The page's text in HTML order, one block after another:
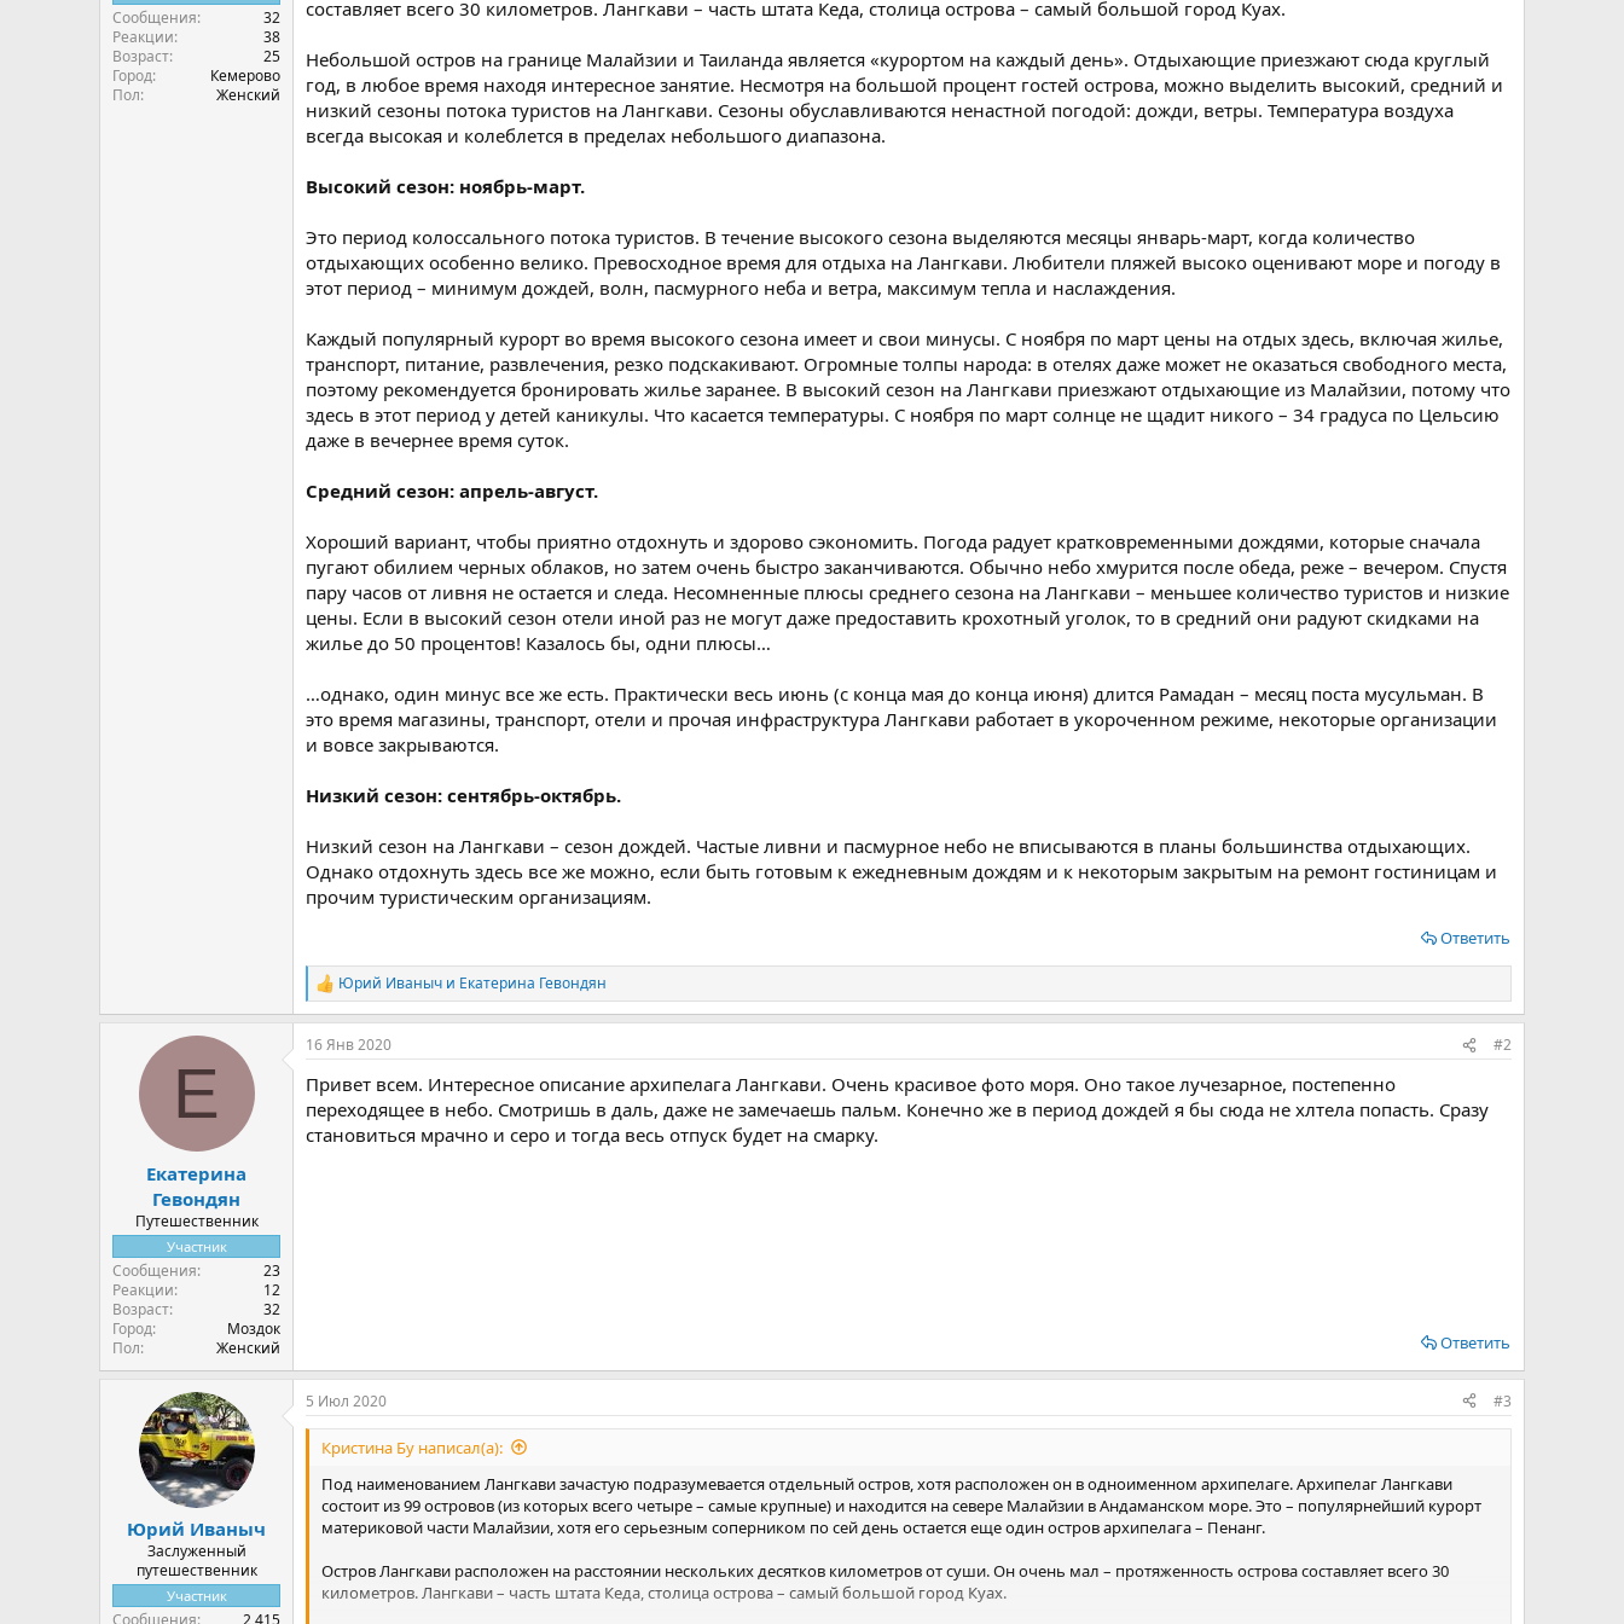
Сообщения
32
Реакции
38
Возраст
25
Город
Кемерово
Пол
Женский
составляет всего 30 километров. Лангкави – часть штата Кеда, столица острова – самый большой город Куах.
Небольшой остров на границе Малайзии и Таиланда является «курортом на каждый день». Отдыхающие приезжают сюда круглый
год, в любое время находя интересное занятие. Несмотря на большой процент гостей острова, можно выделить высокий, средний и
низкий сезоны потока туристов на Лангкави. Сезоны обуславливаются ненастной погодой: дожди, ветры. Температура воздуха
всегда высокая и колеблется в пределах небольшого диапазона.
Высокий сезон: ноябрь-март.
Это период колоссального потока туристов. В течение высокого сезона выделяются месяцы январь-март, когда количество
отдыхающих особенно велико. Превосходное время для отдыха на Лангкави. Любители пляжей высоко оценивают море и погоду в
этот период – минимум дождей, волн, пасмурного неба и ветра, максимум тепла и наслаждения.
Каждый популярный курорт во время высокого сезона имеет и свои минусы. С ноября по март цены на отдых здесь, включая жилье,
транспорт, питание, развлечения, резко подскакивают. Огромные толпы народа: в отелях даже может не оказаться свободного места,
поэтому рекомендуется бронировать жилье заранее. В высокий сезон на Лангкави приезжают отдыхающие из Малайзии, потому что
здесь в этот период у детей каникулы. Что касается температуры. С ноября по март солнце не щадит никого – 34 градуса по Цельсию
даже в вечернее время суток.
Средний сезон: апрель-август.
Хороший вариант, чтобы приятно отдохнуть и здорово сэкономить. Погода радует кратковременными дождями, которые сначала
пугают обилием черных облаков, но затем очень быстро заканчиваются. Обычно небо хмурится после обеда, реже – вечером. Спустя
пару часов от ливня не остается и следа. Несомненные плюсы среднего сезона на Лангкави – меньшее количество туристов и низкие
цены. Если в высокий сезон отели иной раз не могут даже предоставить крохотный уголок, то в средний они радуют скидками на
жилье до 50 процентов! Казалось бы, одни плюсы…
…однако, один минус все же есть. Практически весь июнь (с конца мая до конца июня) длится Рамадан – месяц поста мусульман. В
это время магазины, транспорт, отели и прочая инфраструктура Лангкави работает в укороченном режиме, некоторые организации
и вовсе закрываются.
Низкий сезон: сентябрь-октябрь.
Низкий сезон на Лангкави – сезон дождей. Частые ливни и пасмурное небо не вписываются в планы большинства отдыхающих.
Однако отдохнуть здесь все же можно, если быть готовым к ежедневным дождям и к некоторым закрытым на ремонт гостиницам и
прочим туристическим организациям.
Ответить
Р
е
а
к
и
и
Юрий Иваныч и Екатерина Гевондян
Е
Екатерина
Гевондян
Путешественник
Участник
Сообщения
23
Реакции
12
Возраст
32
Город
Моздок
Пол
Женский
16 Янв 2020 #2
Привет всем. Интересное описание архипелага Лангкави. Очень красивое фото моря. Оно такое лучезарное, постепенно
переходящее в небо. Смотришь в даль, даже не замечаешь пальм. Конечно же в период дождей я бы сюда не хлтела попасть. Сразу
становиться мрачно и серо и тогда весь отпуск будет на смарку.
Ответить
Юрий Иваныч
Заслуженный
путешественник
Участник
Сообщения
2,415
5 Июл 2020 #3
Кристина Бу написал(а):
Под наименованием Лангкави зачастую подразумевается отдельный остров, хотя расположен он в одноименном архипелаге. Архипелаг Лангкави
состоит из 99 островов (из которых всего четыре – самые крупные) и находится на севере Малайзии в Андаманском море. Это – популярнейший курорт
материковой части Малайзии, хотя его серьезным соперником по сей день остается еще один остров архипелага – Пенанг.
Остров Лангкави расположен на расстоянии нескольких десятков километров от суши. Он очень мал – протяженность острова составляет всего 30
километров. Лангкави – часть штата Кеда, столица острова – самый большой город Куах.